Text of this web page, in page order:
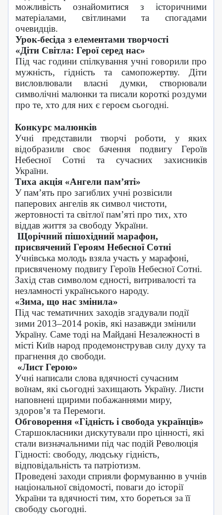
можливість ознайомитися з історичними
матеріалами, світлинами та спогадами
очевидців.
Урок-бесіда з елементами творчості
«Діти Світла: Герої серед нас»
Під час години спілкування учні говорили про
мужність, гідність та самопожертву. Діти
висловлювали власні думки, створювали
символічні малюнки та писали короткі роздуми
про те, хто для них є героєм сьогодні.
Конкурс малюнків
Учні представили творчі роботи, у яких
відобразили своє бачення подвигу Героїв
Небесної Сотні та сучасних захисників
України.
Тиха акція «Ангели пам’яті»
У пам’ять про загиблих учні розвісили
паперових ангелів як символ чистоти,
жертовності та світлої пам’яті про тих, хто
віддав життя за свободу України.
Щорічний пішохідний марафон,
присвячений Героям Небесної Сотні
Учнівська молодь взяла участь у марафоні,
присвяченому подвигу Героїв Небесної Сотні.
Захід став символом єдності, витривалості та
незламності українського народу.
«Зима, що нас змінила»
Під час тематичних заходів згадували події
зими 2013–2014 років, які назавжди змінили
Україну. Саме тоді на Майдані Незалежності в
місті Київ народ продемонстрував силу духу та
прагнення до свободи.
«Лист Герою»
Учні написали слова вдячності сучасним
воїнам, які сьогодні захищають Україну. Листи
наповнені щирими побажаннями миру,
здоров’я та Перемоги.
Обговорення «Гідність і свобода українців»
Старшокласники дискутували про цінності, які
стали визначальними під час подій Революція
Гідності: свободу, людську гідність,
відповідальність та патріотизм.
Проведені заходи сприяли формуванню в учнів
національної свідомості, поваги до історії
України та вдячності тим, хто бореться за її
свободу сьогодні.